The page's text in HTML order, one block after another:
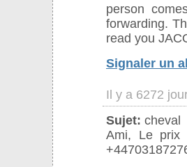
person
forwarding.
read you
Signaler un
Il y a 6272
Sujet: cheval
Ami, Le prix